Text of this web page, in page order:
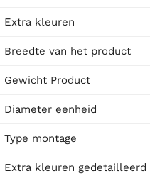
Extra kleuren
Breedte van het product
Gewicht Product
Diameter eenheid
Type montage
Extra kleuren gedetailleerd